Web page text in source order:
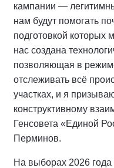
кампании —
нам будут помогать
подготовкой
нас создана
позволяющая в
отслеживать всё
участках, и я
конструктивному
Генсовета «Единой
Перминов.
На выборах 2026 года